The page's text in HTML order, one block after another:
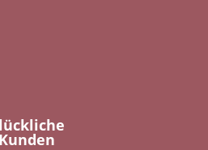
Kunden